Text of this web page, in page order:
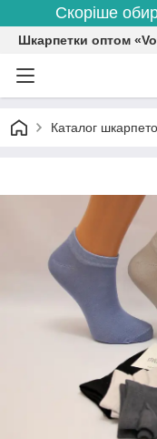
Скоріше
Шкарпетки оптом
Каталог